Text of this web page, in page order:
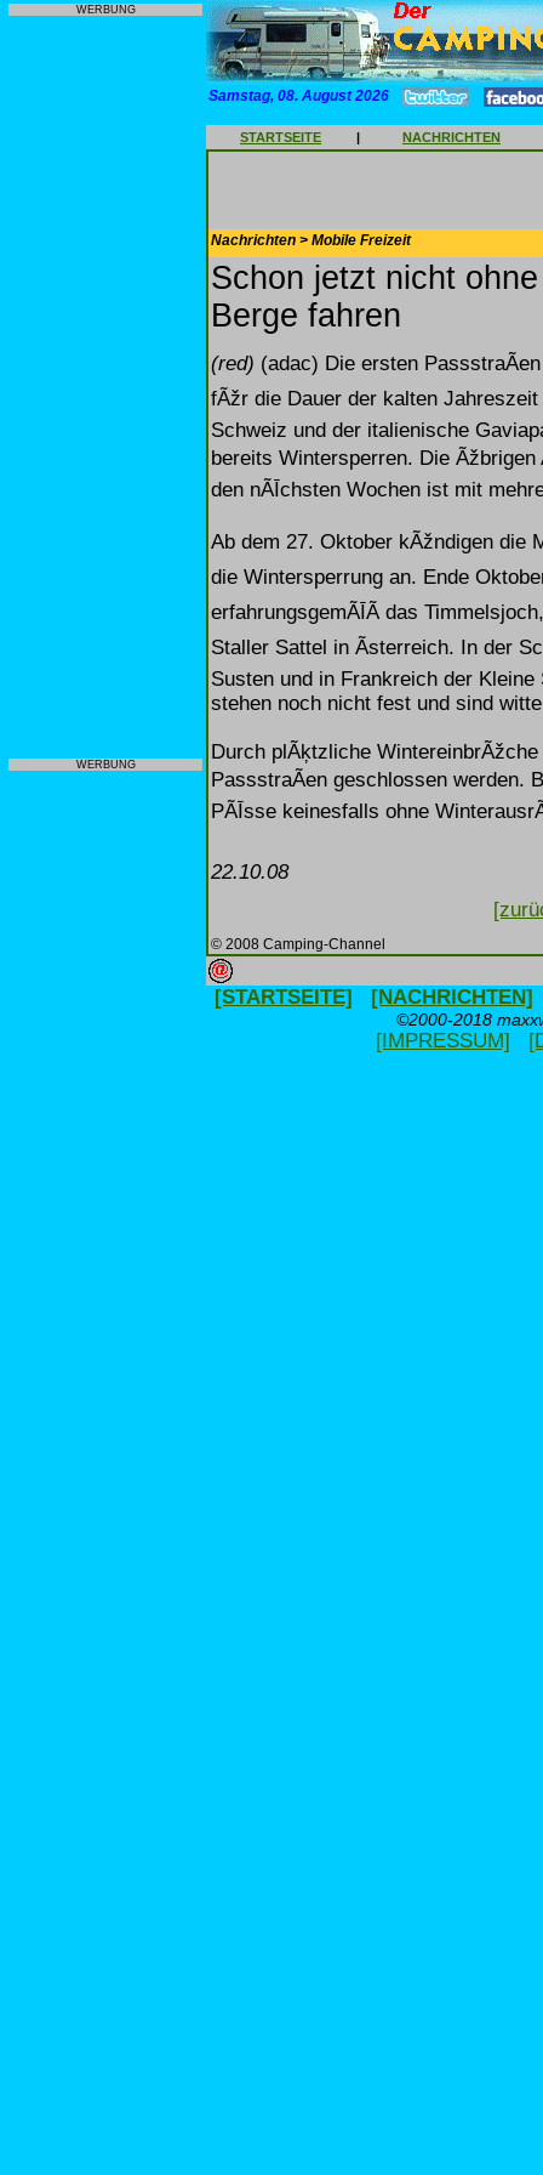
WERBUNG
WERBUNG
Samstag, 08. August 2026
STARTSEITE | NACHRICHTEN
Nachrichten > Mobile Freizeit
Schon jetzt nicht
Berge fahren
(red) (adac) Die ersten
fÃžr die Dauer der kalten
Schweiz und der italienische
bereits Wintersperren. Die Ãžbrigen
den nÃĪchsten Wochen ist mit
Ab dem 27. Oktober kÃžndigen die
die Wintersperrung an. Ende
erfahrungsgemÃĪÃ das
Staller Sattel in Ãsterreich. In der
Susten und in Frankreich der
stehen noch nicht fest und sind
Durch plÃķtzliche
PassstraÃen geschlossen
PÃĪsse keinesfalls ohne
22.10.08
© 2008 Camping-Channel
[STARTSEITE] [NACHRICHTEN]
©2000-2018
[IMPRESSUM]